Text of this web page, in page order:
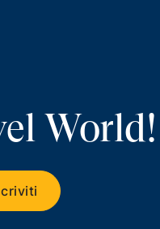
World!